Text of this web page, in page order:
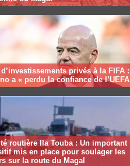
privés à la FIFA :
a « perdu la confiance de
routière Ila Touba : Un important
mis en place pour soulager les
sur la route du Magal